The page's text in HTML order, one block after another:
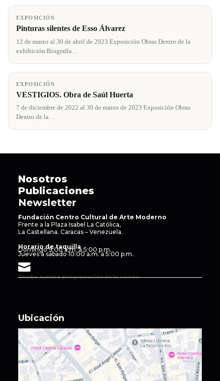
EXPOSICIÓN
Pinturas silentes de Esso Álvarez
12 de marzo al 30 de abril de 2023 Exposición Obras Dentro de la
exhibición Biografía…
EXPOSICIÓN
VESTIGIOS. Obra de Saúl Huerta
7 de diciembre de 2022 al 30 de marzo de 2023 Exposición Obras
Dentro de la…
Nosotros
Publicaciones
Newsletter
Fundación Centro Cultural de Arte Moderno
Frente a la Plaza Isabel La Católica,
La Castellana. Caracas – Venezuela.
Horario de taquilla
Jueves a sábado 10:00 a.m. a 5:00 p.m.
Domingo 9:00 a.m. a 5:00 p.m.
Recibe nuestra programación en tu correo
Ubicación